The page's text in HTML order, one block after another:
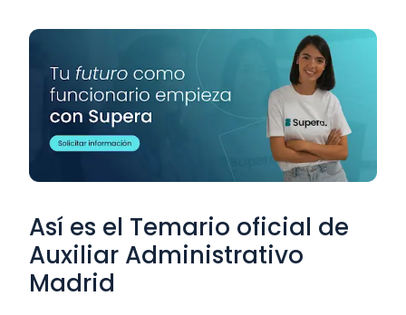
Así es el Temario oficial de
Auxiliar Administrativo
Madrid